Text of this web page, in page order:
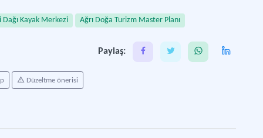
Dağı Kayak Merkezi Ağrı Doğa Turizm Master Planı
Paylaş:
Düzeltme önerisi